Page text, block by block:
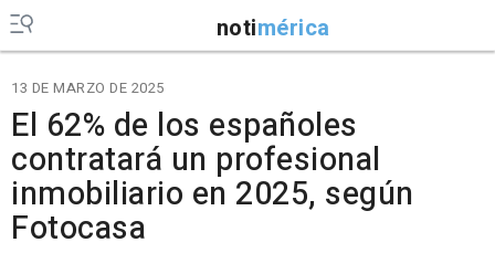
notimérica
13 DE MARZO DE 2025
El 62% de los españoles
contratará un profesional
inmobiliario en 2025, según
Fotocasa